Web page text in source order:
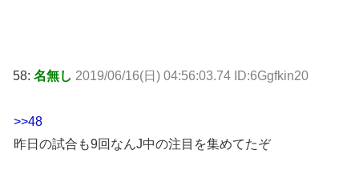
58: 名無し 2019/06/16(日) 04:56:03.74 ID:6Ggfkin20
>>48
昨日の試合も9回なんJ中の注目を集めてたぞ